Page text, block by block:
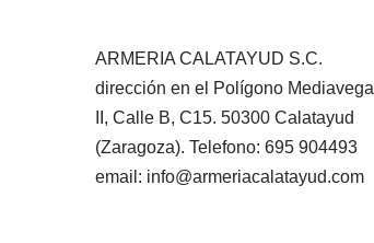
ARMERIA CALATAYUD S.C.
dirección en el Polígono Mediavega
II, Calle B, C15. 50300 Calatayud
(Zaragoza). Telefono: 695 904493
email: info@armeriacalatayud.com